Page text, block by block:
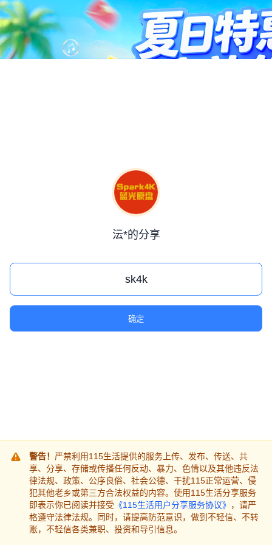
沄*的分享
确定
警告！ 严禁利用115生活提供的服务上传、发布、传送、共
享、分享、存储或传播任何反动、暴力、色情以及其他违反法
律法规、政策、公序良俗、社会公德、干扰115正常运营、侵
犯其他老乡或第三方合法权益的内容。使用115生活分享服务
即表示你已阅读并接受 《115生活用户分享服务协议》 ，请严
格遵守法律法规。同时，请提高防范意识，做到不轻信、不转
账，不轻信各类兼职、投资和导引信息。